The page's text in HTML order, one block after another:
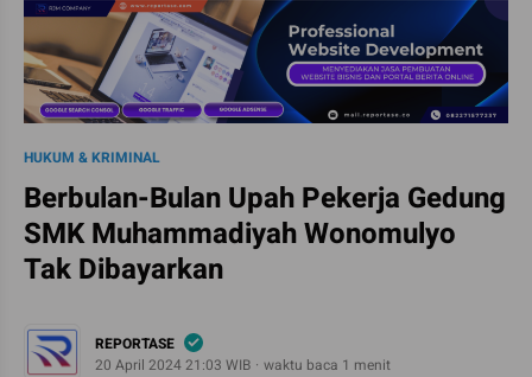
HUKUM & KRIMINAL
Berbulan-Bulan Upah Pekerja Gedung
SMK Muhammadiyah Wonomulyo
Tak Dibayarkan
REPORTASE
20 April 2024 21:03 WIB
waktu baca 1 menit